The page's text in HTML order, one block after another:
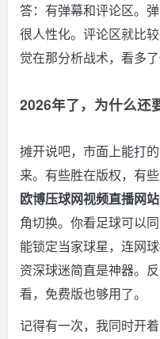
答：有弹幕和评论区。
很人性化。评论区就比
觉在那分析战术，看多
2026年了，为什么还
摊开说吧，市面上能打
来。有些胜在版权，有
欧博压球网视频直播网站
角切换。你看足球可以
能锁定当家球星，连网
资深球迷简直是神器。
看，免费版也够用了。
记得有一次，我同时开